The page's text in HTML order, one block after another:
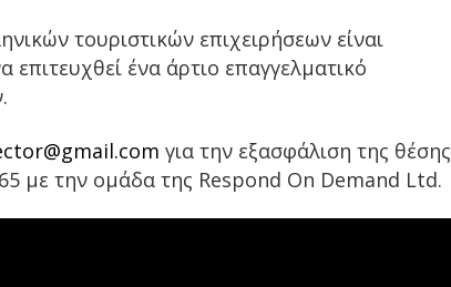
τουριστικών επιχειρήσεων είναι
επιτευχθεί ένα άρτιο επαγγελματικό
για την εξασφάλιση της θέσης
με την ομάδα της Respond On Demand Ltd.